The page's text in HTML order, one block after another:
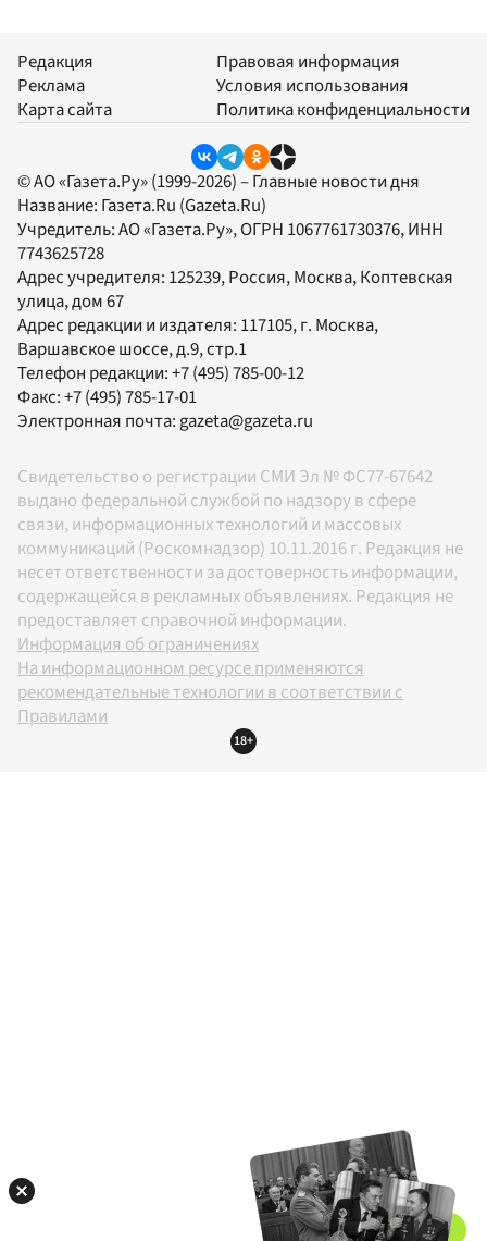
Редакция
Реклама
Карта сайта
Правовая информация
Условия использования
Политика конфиденциальности
© АО «Газета.Ру» (1999-2026) – Главные новости дня
Название: Газета.Ru (Gazeta.Ru)
Учредитель:АО «Газета.Ру», ОГРН 1067761730376, ИНН
7743625728
Адрес учредителя: 125239, Россия, Москва, Коптевская
улица, дом 67
Адрес редакции и издателя: 117105, г. Москва,
Варшавское шоссе, д.9, стр.1
Телефон редакции:+7 (495) 785-00-12
Факс:+7 (495) 785-17-01
Электронная почта: gazeta@gazeta.ru
Свидетельство о регистрации СМИ Эл № ФС77-67642
выдано федеральной службой по надзору в сфере
связи, информационных технологий и массовых
коммуникаций (Роскомнадзор) 10.11.2016 г. Редакция не
несет ответственности за достоверность информации,
содержащейся в рекламных объявлениях. Редакция не
предоставляет справочной информации.
Информация об ограничениях
На информационном ресурсе применяются
рекомендательные технологии в соответствии с
Правилами
18+